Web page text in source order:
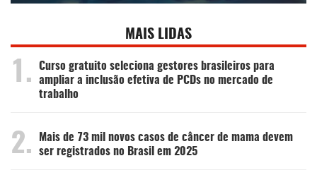
MAIS LIDAS
1.
Curso gratuito seleciona gestores brasileiros para
ampliar a inclusão efetiva de PCDs no mercado de
trabalho
2.
Mais de 73 mil novos casos de câncer de mama devem
ser registrados no Brasil em 2025